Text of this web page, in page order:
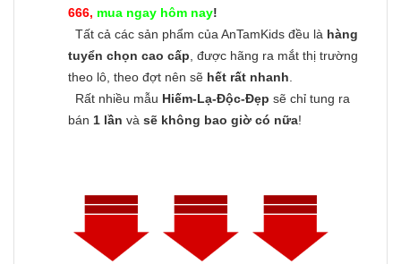
666, mua ngay hôm nay!
Tất cả các sản phẩm của AnTamKids đều là hàng
tuyển chọn cao cấp , được hãng ra mắt thị trường
theo lô, theo đợt nên sẽ hết rất nhanh
Rất nhiều mẫu Hiếm-Lạ-Độc-Đẹp sẽ chỉ tung ra
bán 1 lần và sẽ không bao giờ có nữa!